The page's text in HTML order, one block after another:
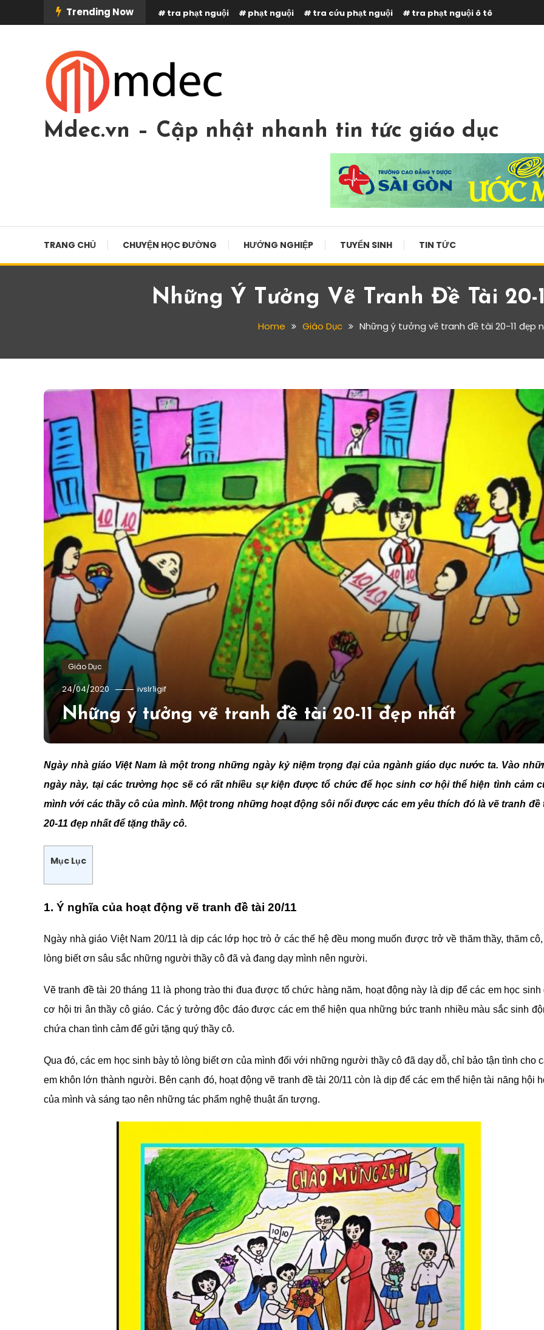
To
Trending Now tra phạt nguội phạt nguội tra cứu phạt nguội tra phạt nguội ô tô
Mdec.vn – Cập nhật nhanh tin tức giáo dục
TRANG CHỦ CHUYỆN HỌC ĐƯỜNG HƯỚNG NGHIỆP TUYỂN SINH TIN TỨC
Những Ý Tưởng Vẽ Tranh Đề Tài 20-
Home Giáo Dục Những ý tưởng vẽ tranh đề tài 20-11 đẹp
Giáo Dục
24/04/2020 ivslr1igif
Những ý tưởng vẽ tranh đề tài 20-11 đẹp nhất
Ngày nhà giáo Việt Nam là một trong những ngày kỷ niệm trọng đại của ngành giáo dục nước ta. Vào
ngày này, tại các trường học sẽ có rất nhiều sự kiện được tổ chức để học sinh cơ hội thể hiện tình cảm
mình với các thầy cô của mình. Một trong những hoạt động sôi nổi được các em yêu thích đó là vẽ tranh đề
20-11 đẹp nhất để tặng thầy cô.
Mục Lục
1. Ý nghĩa của hoạt động vẽ tranh đề tài 20/11
Ngày nhà giáo Việt Nam 20/11 là dịp các lớp học trò ở các thế hệ đều mong muốn được trở về thăm thầy, thăm
lòng biết ơn sâu sắc những người thầy cô đã và đang dạy mình nên người.
Vẽ tranh đề tài 20 tháng 11 là phong trào thi đua được tổ chức hàng năm, hoạt động này là dịp để các em học sinh
cơ hội tri ân thầy cô giáo. Các ý tưởng độc đáo được các em thể hiện qua những bức tranh nhiều màu sắc sinh
chứa chan tình cảm để gửi tặng quý thầy cô.
Qua đó, các em học sinh bày tỏ lòng biết ơn của mình đối với những người thầy cô đã dạy dỗ, chỉ bảo tận tình cho
em khôn lớn thành người. Bên cạnh đó, hoạt động vẽ tranh đề tài 20/11 còn là dịp để các em thể hiện tài năng hội
của mình và sáng tạo nên những tác phẩm nghệ thuật ấn tượng.